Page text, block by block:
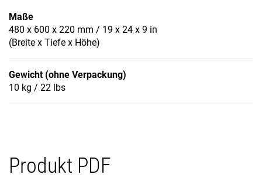
Maße
480 x 600 x 220 mm / 19 x 24 x 9 in
(Breite x Tiefe x Höhe)
Gewicht (ohne Verpackung)
10 kg / 22 lbs
Produkt PDF